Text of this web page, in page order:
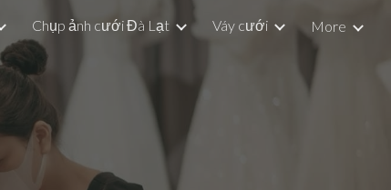
Chụp ảnh cưới Đà Lạt Váy cưới More